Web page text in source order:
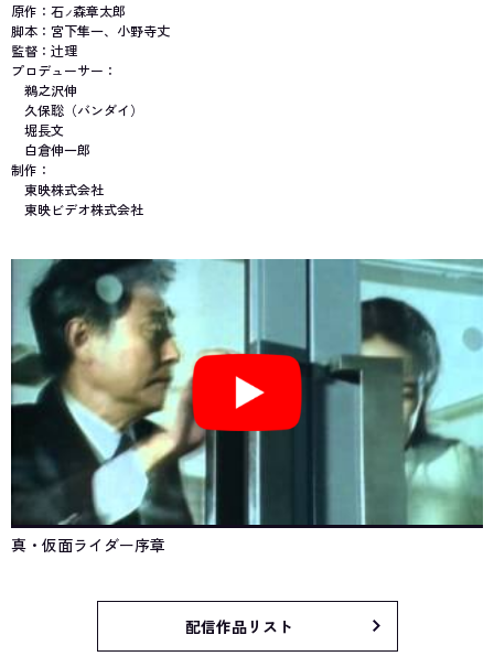
原作：石ノ森章太郎
脚本：宮下隼一、小野寺丈
監督：辻理
プロデューサー：
鵜之沢伸
久保聡（バンダイ）
堀長文
白倉伸一郎
制作：
東映株式会社
東映ビデオ株式会社
真・仮面ライダー序章
配信作品リスト